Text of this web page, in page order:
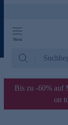
Menü
Bis zu -60% auf
on